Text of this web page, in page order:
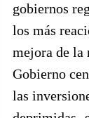
gobiernos
los más
mejora de la
Gobierno
las